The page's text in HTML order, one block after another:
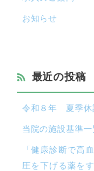
お知らせ
最近の投稿
令和８年 夏季休
当院の施設基準一
「健康診断で高
圧を下げる薬を